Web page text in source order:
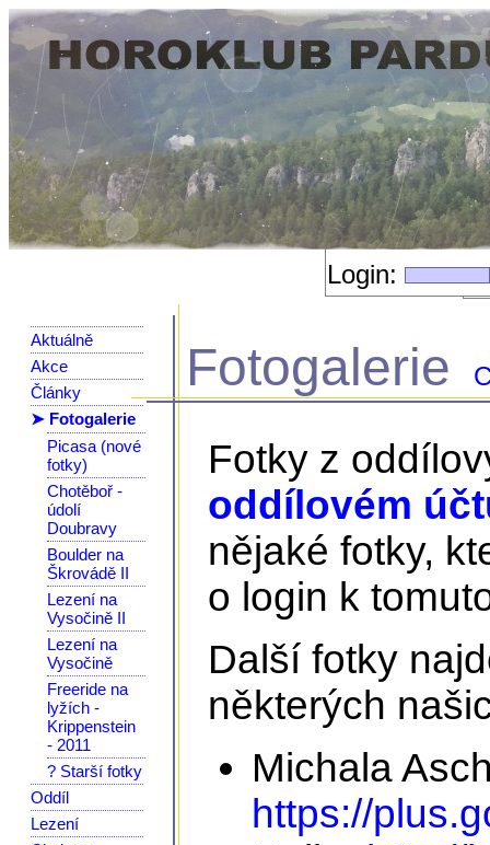
Login:
Aktuálně
Akce
Články
➤ Fotogalerie
Picasa (nové
fotky)
Chotěboř -
údolí
Doubravy
Boulder na
Škrovádě II
Lezení na
Vysočině II
Lezení na
Vysočině
Freeride na
lyžích -
Krippenstein
- 2011
? Starší fotky
Oddíl
Lezení
Fotogalerie
Fotky z
oddílovém
nějaké fotky,
o login k
Další fotky
některých
Michala
https://